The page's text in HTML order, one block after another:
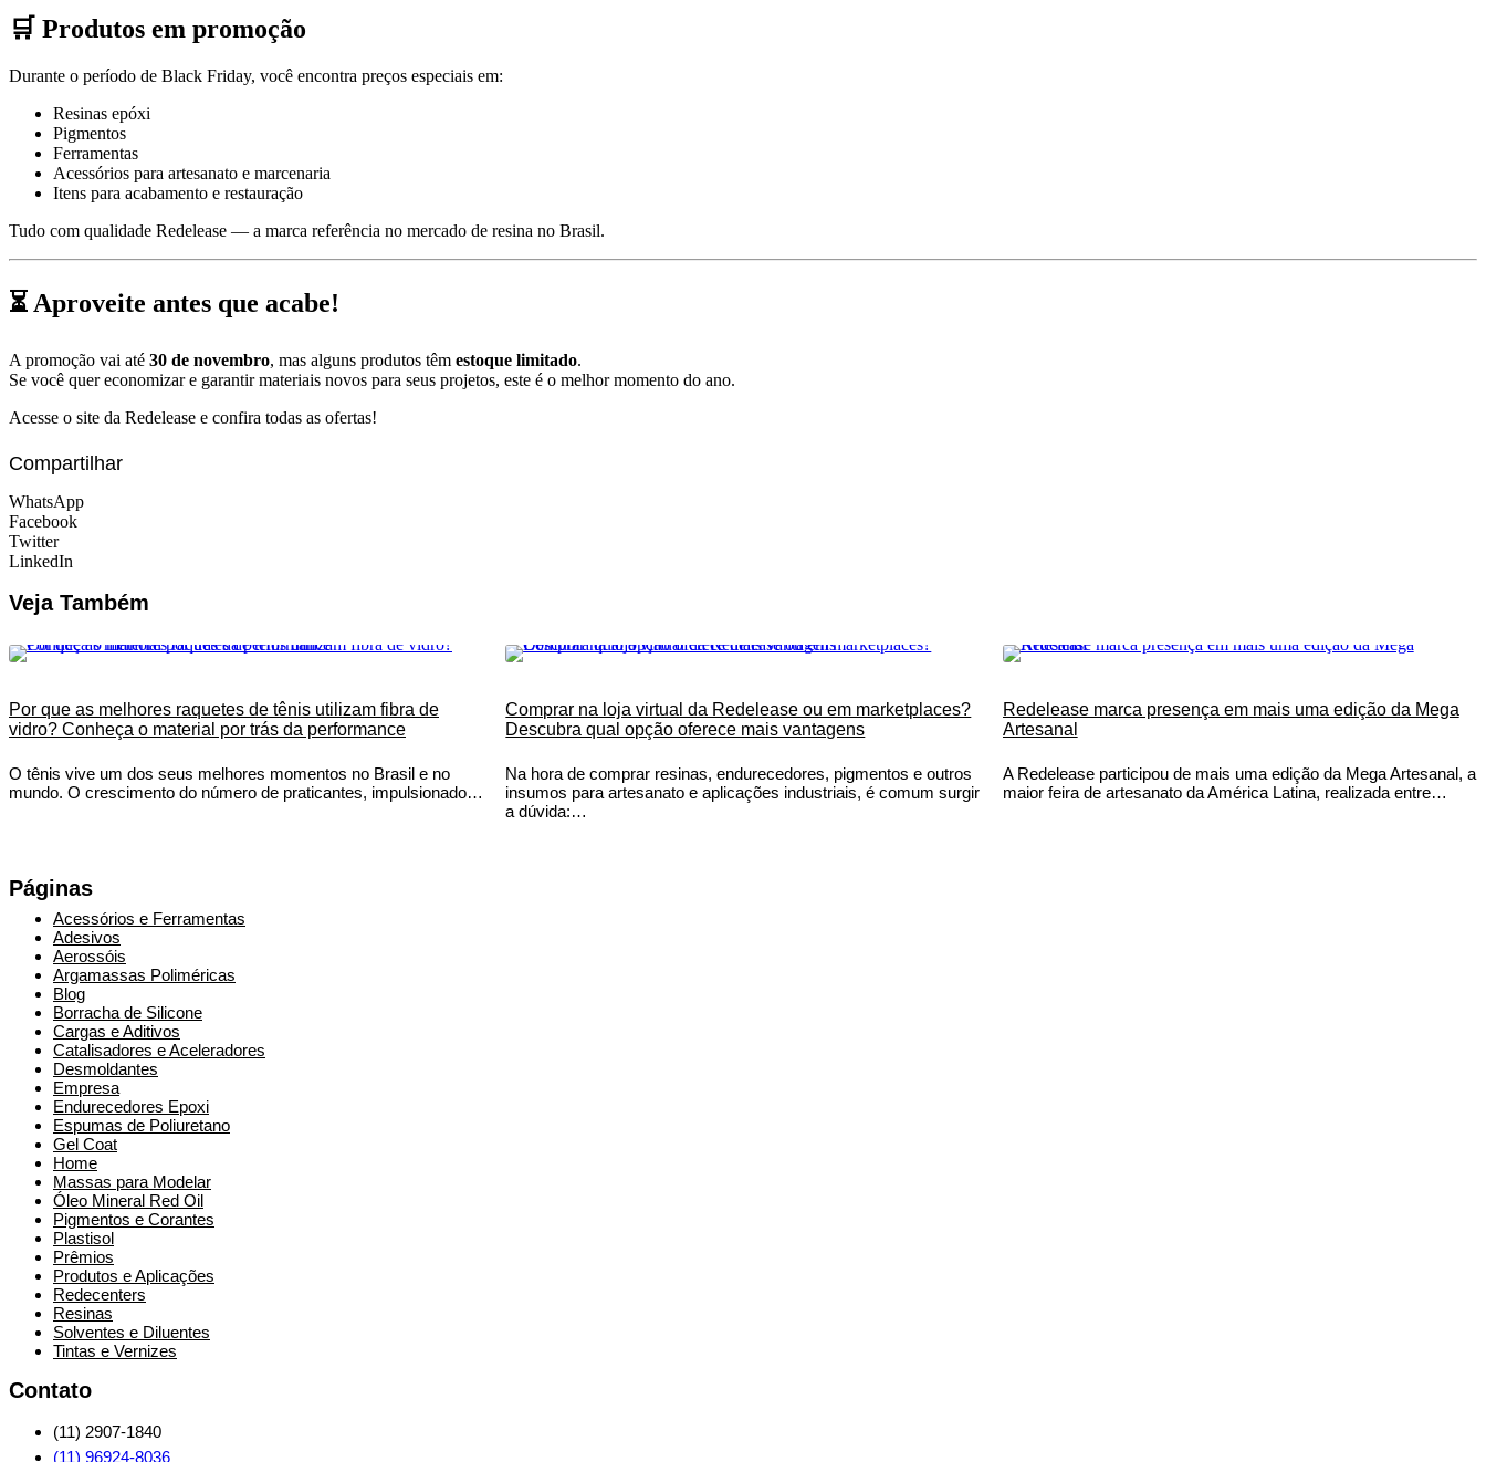
🛒 Produtos em promoção
Durante o período de Black Friday, você encontra preços especiais em:
Resinas epóxi
Pigmentos
Ferramentas
Acessórios para artesanato e marcenaria
Itens para acabamento e restauração
Tudo com qualidade Redelease — a marca referência no mercado de resina no Brasil.
⏳ Aproveite antes que acabe!
A promoção vai até 30 de novembro, mas alguns produtos têm estoque limitado.
Se você quer economizar e garantir materiais novos para seus projetos, este é o melhor momento do ano.
Acesse o site da Redelease e confira todas as ofertas!
Compartilhar
WhatsApp
Facebook
Twitter
LinkedIn
Veja Também
Por que as melhores raquetes de tênis utilizam fibra de
vidro? Conheça o material por trás da performance
O tênis vive um dos seus melhores momentos no Brasil e no
mundo. O crescimento do número de praticantes, impulsionado…
Comprar na loja virtual da Redelease ou em marketplaces?
Descubra qual opção oferece mais vantagens
Na hora de comprar resinas, endurecedores, pigmentos e outros
insumos para artesanato e aplicações industriais, é comum surgir
a dúvida:…
Redelease marca presença em mais uma edição da Mega
Artesanal
A Redelease participou de mais uma edição da Mega Artesanal, a
maior feira de artesanato da América Latina, realizada entre…
Páginas
Acessórios e Ferramentas
Adesivos
Aerossóis
Argamassas Poliméricas
Blog
Borracha de Silicone
Cargas e Aditivos
Catalisadores e Aceleradores
Desmoldantes
Empresa
Endurecedores Epoxi
Espumas de Poliuretano
Gel Coat
Home
Massas para Modelar
Óleo Mineral Red Oil
Pigmentos e Corantes
Plastisol
Prêmios
Produtos e Aplicações
Redecenters
Resinas
Solventes e Diluentes
Tintas e Vernizes
Contato
(11) 2907-1840
(11) 96924-8036